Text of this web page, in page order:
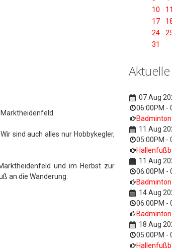
sind auch alles nur Hobbykegler,
und im Herbst zur
an die Wanderung.
10
11
17
24
31
07 Aug
06:00PM -
Badminton
11 Aug
05:00PM -
11 Aug
06:00PM -
Badminton
14 Aug
06:00PM -
Badminton
18 Aug
05:00PM -